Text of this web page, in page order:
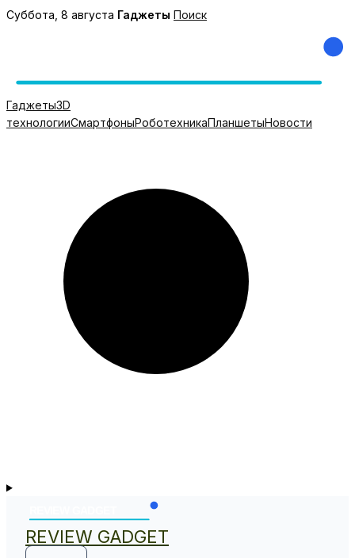
Перейти
Суббота, 8 августа Гаджеты Поиск
Гаджеты3D
технологииСмартфоныРоботехникаПланшетыНовости
REVIEW GADGET